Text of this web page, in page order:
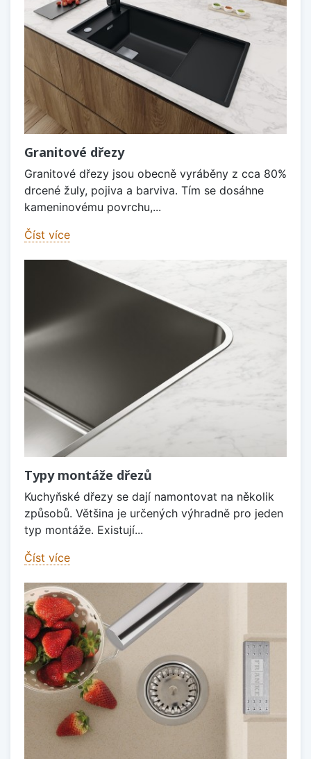
Granitové dřezy
Granitové dřezy jsou obecně vyráběny z cca 80%
drcené žuly, pojiva a barviva. Tím se dosáhne
kameninovému povrchu,...
Číst více
Typy montáže dřezů
Kuchyňské dřezy se dají namontovat na několik
způsobů. Většina je určených výhradně pro jeden
typ montáže. Existují...
Číst více